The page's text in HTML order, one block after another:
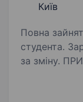
Київ
Повна
студента. Заробітна плата від 2000 ГРН
за зміну.